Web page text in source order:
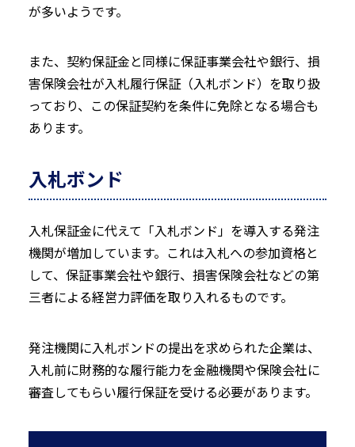
が多いようです。
また、契約保証金と同様に保証事業会社や銀行、損
害保険会社が入札履行保証（入札ボンド）を取り扱
っており、この保証契約を条件に免除となる場合も
あります。
入札ボンド
入札保証金に代えて「入札ボンド」を導入する発注
機関が増加しています。これは入札への参加資格と
して、保証事業会社や銀行、損害保険会社などの第
三者による経営力評価を取り入れるものです。
発注機関に入札ボンドの提出を求められた企業は、
入札前に財務的な履行能力を金融機関や保険会社に
審査してもらい履行保証を受ける必要があります。